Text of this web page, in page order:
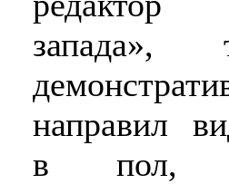
направил
в пол,